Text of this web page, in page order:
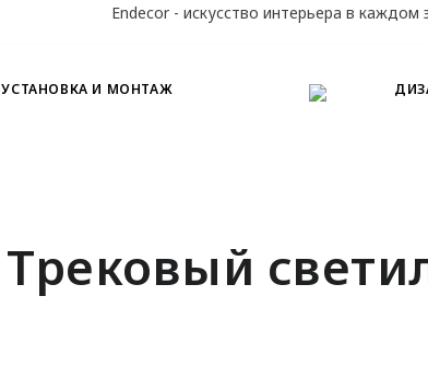
Endecor - искусство интерьера в каждом
УСТАНОВКА И МОНТАЖ
Трековый